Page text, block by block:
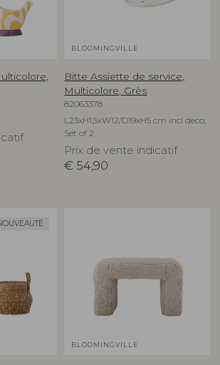
BLOOMINGVILLE
Bitte Assiette de service,
Multicolore, Grès
82063378
L23xH1,5xW12/D19xH5 cm incl deco,
Set of 2
Prix de vente indicatif
€ 54,90
BLOOMINGVILLE